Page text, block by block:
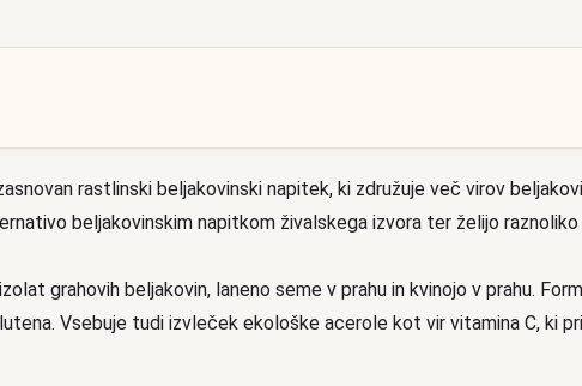
rastlinski beljakovinski napitek, ki združuje več virov
beljakovinskim napitkom živalskega izvora ter želijo
grahovih beljakovin, laneno seme v prahu in kvinojo v prahu.
Vsebuje tudi izvleček ekološke acerole kot vir vitamina C, ki